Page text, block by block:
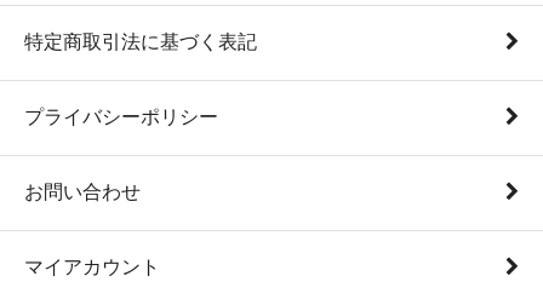
特定商取引法に基づく表記
プライバシーポリシー
お問い合わせ
マイアカウント